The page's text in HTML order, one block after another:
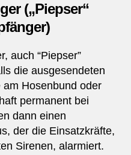
(„Piepser“
auch “Piepser”
die ausgesendeten
Hosenbund oder
permanent bei
dann einen
der die Einsatzkräfte,
Sirenen, alarmiert.